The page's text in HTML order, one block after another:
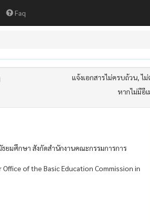
Faq
แจ้งเอกสารไม่ครบถ้วน,
หากไม่มีอี
ยมศึกษา สังกัดสำนักงานคณะกรรมการการ
of the Basic Education Commission in